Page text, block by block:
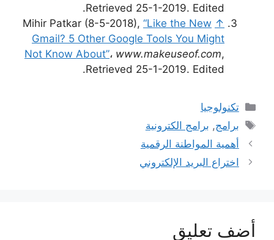
Retrieved 25-1-2019. Edited.
↑
Mihir Patkar (8-5-2018), “Like the New
Gmail? 5 Other Google Tools You Might
Not Know About”، www.makeuseof.com,
Retrieved 25-1-2019. Edited.
التصنيفات
تكنولوجيا
الوسوم
برامج, برامج الكترونية
أهمية المواطنة الرقمية
اختراع البريد الإلكتروني
أضف تعليق